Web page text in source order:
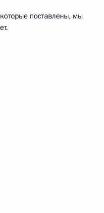
поставлены, мы